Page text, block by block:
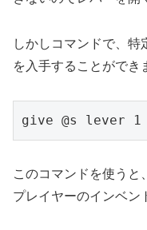
しかしコマンドで、特
を入手することができ
give @s lever
このコマンドを使うと
プレイヤーのインベン